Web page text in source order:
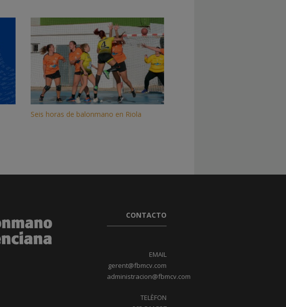
Seis horas de balonmano en Riola
CONTACTO
EMAIL
gerent@fbmcv.com
administracion@fbmcv.com
TELÈFON